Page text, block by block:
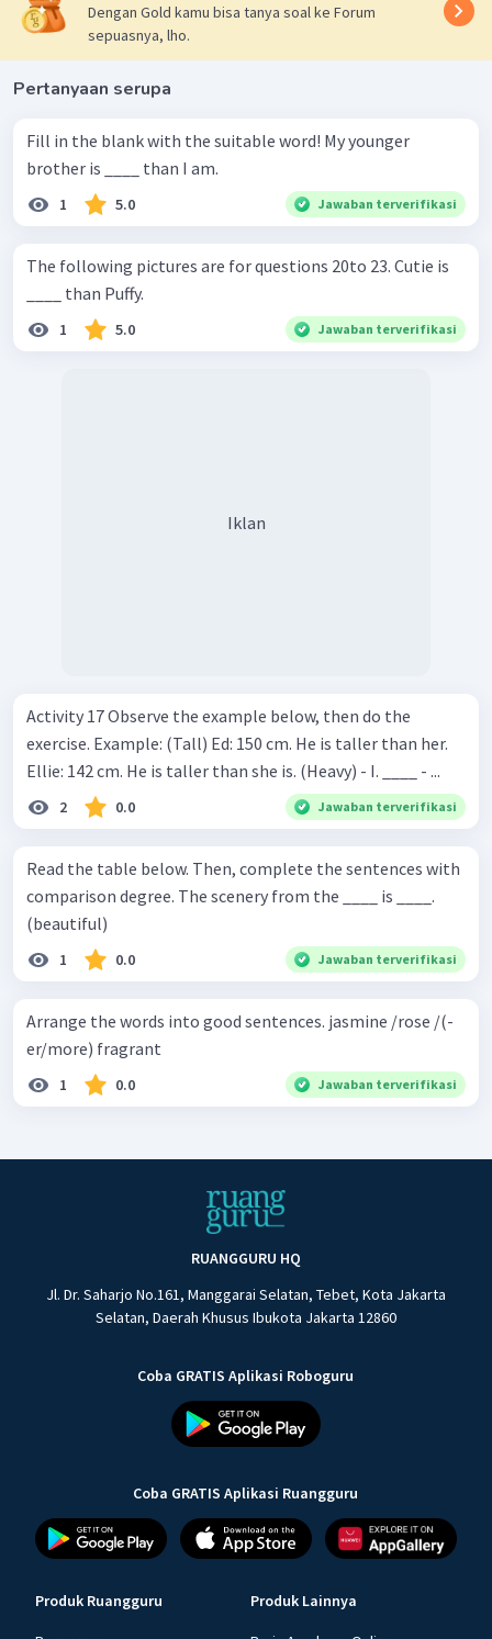
Dengan Gold kamu bisa tanya soal ke Forum
sepuasnya, lho.
Pertanyaan serupa
Fill in the blank with the suitable word! My younger
brother is ____ than I am.
1 5.0 Jawaban terverifikasi
The following pictures are for questions 20to 23. Cutie is
____ than Puffy.
1 5.0 Jawaban terverifikasi
Iklan
Activity 17 Observe the example below, then do the
exercise. Example: (Tall) Ed: 150 cm. He is taller than her.
Ellie: 142 cm. He is taller than she is. (Heavy) - I. ____ - ...
2 0.0 Jawaban terverifikasi
Read the table below. Then, complete the sentences with
comparison degree. The scenery from the ____ is ____.
(beautiful)
1 0.0 Jawaban terverifikasi
Arrange the words into good sentences. jasmine /rose /(-
er/more) fragrant
1 0.0 Jawaban terverifikasi
RUANGGURU HQ
Jl. Dr. Saharjo No.161, Manggarai Selatan, Tebet, Kota Jakarta
Selatan, Daerah Khusus Ibukota Jakarta 12860
Coba GRATIS Aplikasi Roboguru
Coba GRATIS Aplikasi Ruangguru
Produk Ruangguru Produk Lainnya